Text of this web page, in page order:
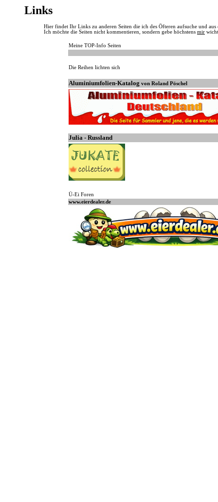
Links
Hier findet Ihr Links zu anderen Seiten die ich des Öfteren aufsuche und
Ich möchte die Seiten nicht kommentieren, sondern gebe höchstens mir
Meine TOP-Info Seiten
Die Reihen lichten sich
Aluminiumfolien-Katalog von Roland Pöschel
Julia - Russland
Ü-Ei Foren
www.eierdealer.de